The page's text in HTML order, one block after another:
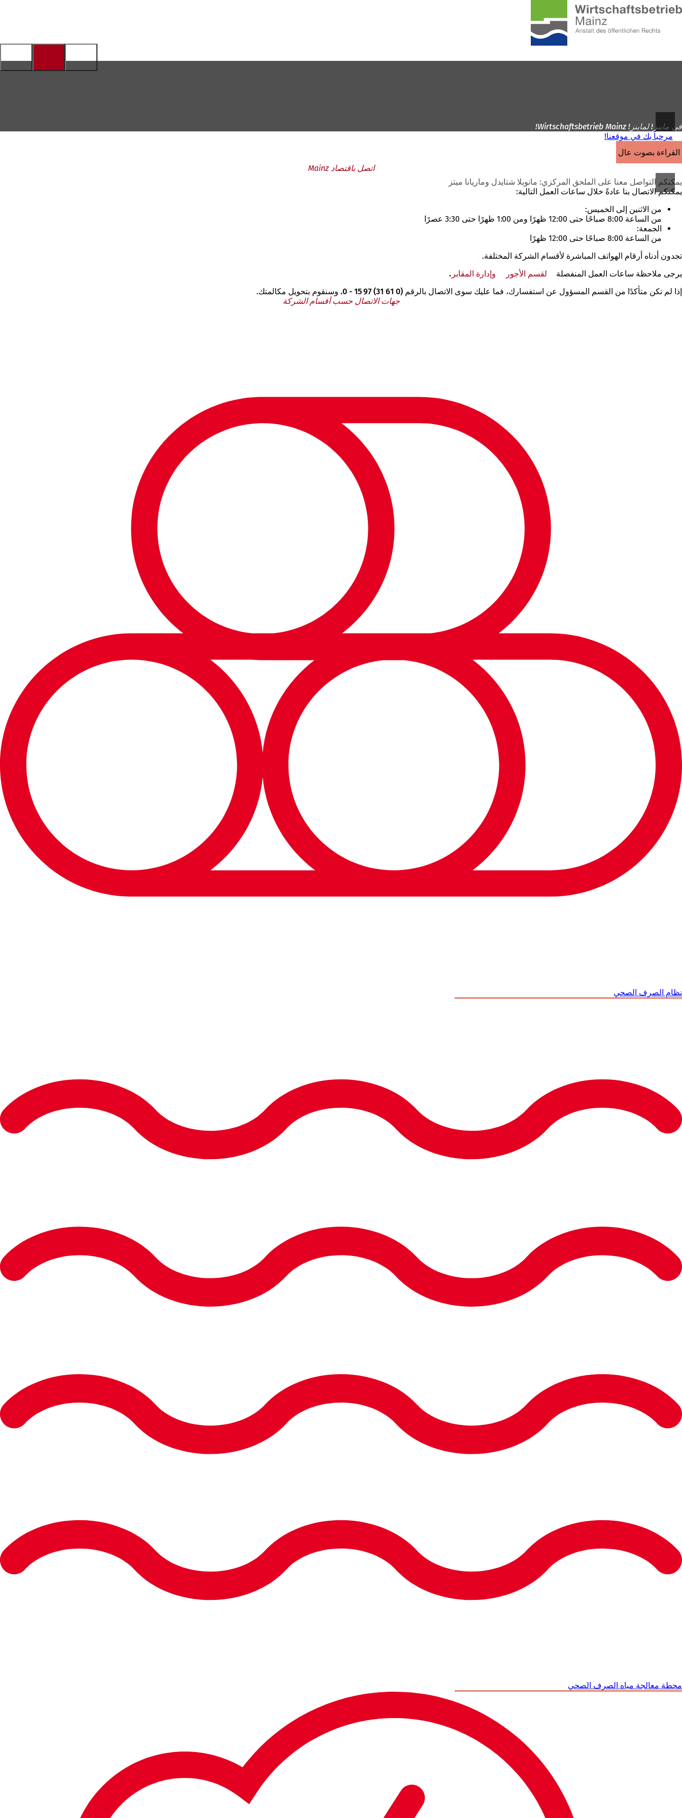
إلى
الصفحة
في ماينز! لماينز! Wirtschaftsbetrieb Mainz!
مرحباً بك في موقعنا!
القراءة بصوت عالٍ
اتصل باقتصاد Mainz
يمكنكم التواصل معنا على الملحق المركزي: مانويلا شتايدل وماريانا ميتز
يمكنكم الاتصال بنا عادةً خلال ساعات العمل التالية:
من الاثنين إلى الخميس:
من الساعة 8:00 صباحًا حتى 12:00 ظهرًا ومن 1:00 ظهرًا حتى 3:30 عصرًا
الجمعة:
من الساعة 8:00 صباحًا حتى 12:00 ظهرًا
تجدون أدناه أرقام الهواتف المباشرة لأقسام الشركة المختلفة.
يرجى ملاحظة ساعات العمل المنفصلة
لقسم الأجور وإدارة المقابر .
إذا لم تكن متأكدًا من القسم المسؤول عن استفسارك، فما عليك سوى الاتصال بالرقم (0 61 31) 97 15 - 0.
وسنقوم بتحويل مكالمتك.
جهات الاتصال حسب أقسام الشركة
نظام الصرف الصحي
محطة معالجة مياه الصرف الصحي